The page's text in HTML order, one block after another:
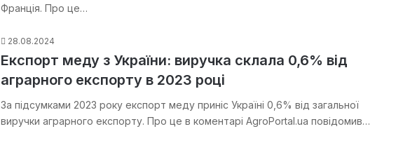
Франція. Про це…
28.08.2024
Експорт меду з України: виручка склала 0,6% від
аграрного експорту в 2023 році
За підсумками 2023 року експорт меду приніс Україні 0,6% від загальної
виручки аграрного експорту. Про це в коментарі AgroPortal.ua повідомив…